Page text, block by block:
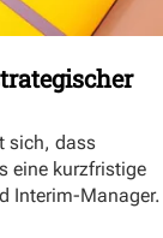
sich, dass
eine kurzfristige
Interim-Manager.